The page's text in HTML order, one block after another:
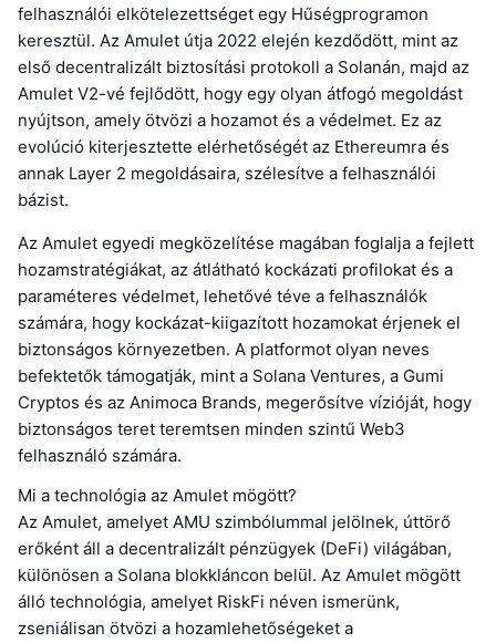
felhasználói elkötelezettséget egy Hűségprogramon
keresztül. Az Amulet útja 2022 elején kezdődött, mint az
első decentralizált biztosítási protokoll a Solanán, majd az
Amulet V2-vé fejlődött, hogy egy olyan átfogó megoldást
nyújtson, amely ötvözi a hozamot és a védelmet. Ez az
evolúció kiterjesztette elérhetőségét az Ethereumra és
annak Layer 2 megoldásaira, szélesítve a felhasználói
bázist.
Az Amulet egyedi megközelítése magában foglalja a fejlett
hozamstratégiákat, az átlátható kockázati profilokat és a
paraméteres védelmet, lehetővé téve a felhasználók
számára, hogy kockázat-kiigazított hozamokat érjenek el
biztonságos környezetben. A platformot olyan neves
befektetők támogatják, mint a Solana Ventures, a Gumi
Cryptos és az Animoca Brands, megerősítve vízióját, hogy
biztonságos teret teremtsen minden szintű Web3
felhasználó számára.
Mi a technológia az Amulet mögött?
Az Amulet, amelyet AMU szimbólummal jelölnek, úttörő
erőként áll a decentralizált pénzügyek (DeFi) világában,
különösen a Solana blokkláncon belül. Az Amulet mögött
álló technológia, amelyet RiskFi néven ismerünk,
zseniálisan ötvözi a hozamlehetőségeket a